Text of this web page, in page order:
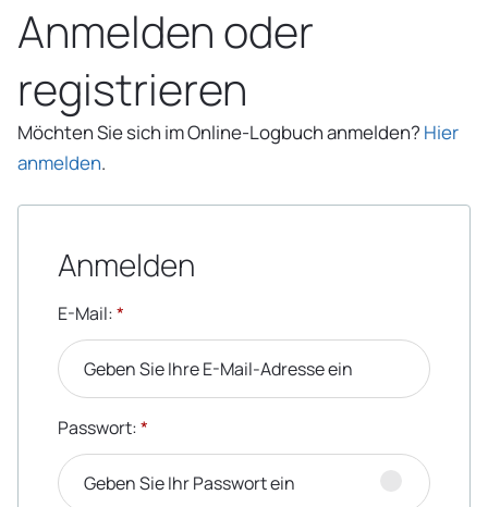
Anmelden oder
registrieren
Möchten Sie sich im Online-Logbuch anmelden? Hier
anmelden.
Anmelden
E-Mail:*
Passwort:*